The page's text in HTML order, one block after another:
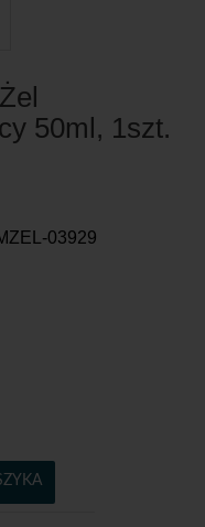
50ml, 1szt.
03929